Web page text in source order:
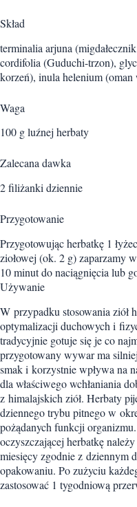
Skład
terminalia arjuna
cordifolia (Guduchi-trzon),
korzeń), inula helenium (oman
Waga
100 g luźnej herbaty
Zalecana dawka
2 filiżanki dziennie
Przygotowanie
Przygotowując herbatkę 1
ziołowej (ok. 2 g) zaparzamy
10 minut do naciągnięcia lub
Używanie
W przypadku stosowania ziół
optymalizacji duchowych i
tradycyjnie gotuje się je co
przygotowany wywar ma
smak i korzystnie wpływa na
dla właściwego wchłaniania
z himalajskich ziół. Herbaty
dziennego trybu pitnego w
pożądanych funkcji
oczyszczającej herbatkę
miesięcy zgodnie z dziennym
opakowaniu. Po zużyciu
zastosować 1 tygodniową